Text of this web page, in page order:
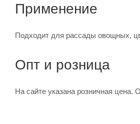
Применение
Подходит для рассады овощных,
Опт и розница
На сайте указана розничная